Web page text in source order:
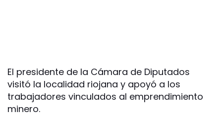
El presidente de la Cámara de Diputados
visitó la localidad riojana y apoyó a los
trabajadores vinculados al emprendimiento
minero.